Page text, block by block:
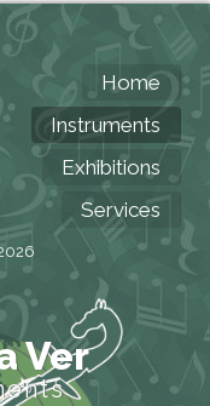
Home
Instruments
Exhibitions
Services
Ver